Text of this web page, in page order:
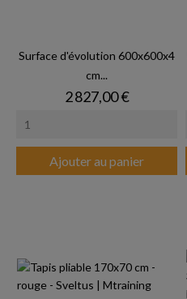
Surface d'évolution 600x600x4
cm...
Prix
2 827,00 €
Ajouter au panier